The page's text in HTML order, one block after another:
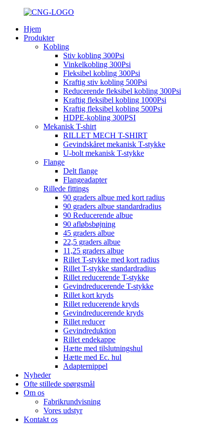
Hjem
Produkter
Kobling
Stiv kobling 300Psi
Vinkelkobling 300Psi
Fleksibel kobling 300Psi
Kraftig stiv kobling 500Psi
Reducerende fleksibel kobling 300Psi
Kraftig fleksibel kobling 1000Psi
Kraftig fleksibel kobling 500Psi
HDPE-kobling 300PSI
Mekanisk T-shirt
RILLET MECH T-SHIRT
Gevindskåret mekanisk T-stykke
U-bolt mekanisk T-stykke
Flange
Delt flange
Flangeadapter
Rillede fittings
90 graders albue med kort radius
90 graders albue standardradius
90 Reducerende albue
90 afløbsbøjning
45 graders albue
22,5 graders albue
11,25 graders albue
Rillet T-stykke med kort radius
Rillet T-stykke standardradius
Rillet reducerende T-stykke
Gevindreducerende T-stykke
Rillet kort kryds
Rillet reducerende kryds
Gevindreducerende kryds
Rillet reducer
Gevindreduktion
Rillet endekappe
Hætte med tilslutningshul
Hætte med Ec. hul
Adapternippel
Nyheder
Ofte stillede spørgsmål
Om os
Fabrikrundvisning
Vores udstyr
Kontakt os